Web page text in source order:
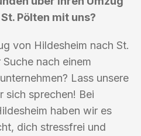
Pölten mit uns?
von Hildesheim nach St.
nach einem
Lass unsere
sich sprechen! Bei
haben wir es
dich stressfrei und